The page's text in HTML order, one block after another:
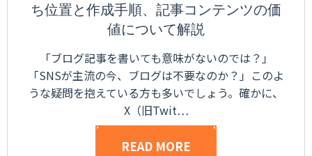
ち位置と作成手順、記事コンテンツの価
値について解説
「ブログ記事を書いても意味がないのでは？」
「SNSが主流の今、ブログは不要なのか？」このよ
うな疑問を抱えている方も多いでしょう。確かに、
X（旧Twit…
READ MORE